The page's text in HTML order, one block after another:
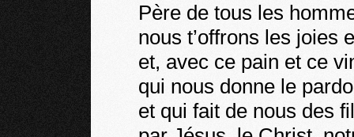
Père de tous les
nous t’offrons les joies
et, avec ce pain et ce
qui nous donne le
et qui fait de nous des